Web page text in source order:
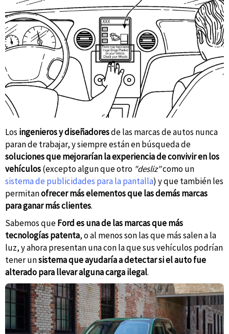
Los ingenieros y diseñadoresde las marcas de autos nunca
paran de trabajar, y siempre están en búsqueda de
soluciones que mejorarían la experiencia de convivir en los
vehículos(excepto algun que otro "desliz"como un
sistema de publicidades para la pantalla) y que también les
permitanofrecer más elementos que las demás marcas
para ganar másclientes.
Sabemos queFord es una de las marcas que más
tecnologías patenta, o al menos son las que más salen a la
luz, y ahora presentan una con la que sus vehículos podrían
tener unsistema que ayudaría adetectar si el auto fue
alterado para llevar alguna carga ilegal.